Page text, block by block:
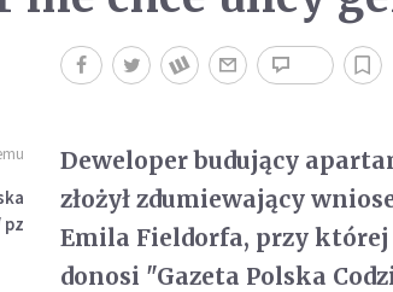
pz
Deweloper budujący
złożył zdumiewający
Emila Fieldorfa, przy
donosi "Gazeta Polska